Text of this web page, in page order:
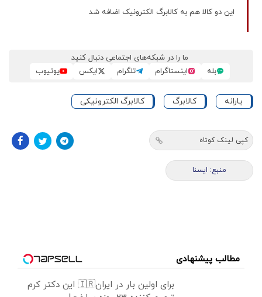
این دو کالا هم به کالابرگ الکترونیک اضافه شد
ما را در شبکه‌های اجتماعی دنبال کنید
بله
اینستاگرام تلگرام ایکس یوتیوب
یارانه کالابرگ کالابرگ الکترونیکی
کپی لینک کوتاه
منبع: ايسنا
مطالب پیشنهادی
برای اولین بار در ایران🇮🇷 این دکتر کرم